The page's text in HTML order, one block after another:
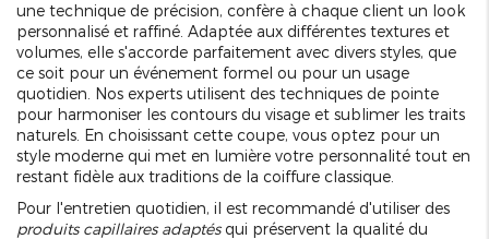
une technique de précision, confère à chaque client un look
personnalisé et raffiné. Adaptée aux différentes textures et
volumes, elle s'accorde parfaitement avec divers styles, que
ce soit pour un événement formel ou pour un usage
quotidien. Nos experts utilisent des techniques de pointe
pour harmoniser les contours du visage et sublimer les traits
naturels. En choisissant cette coupe, vous optez pour un
style moderne qui met en lumière votre personnalité tout en
restant fidèle aux traditions de la coiffure classique.
Pour l'entretien quotidien, il est recommandé d'utiliser des
produits capillaires adaptésqui préservent la qualité du